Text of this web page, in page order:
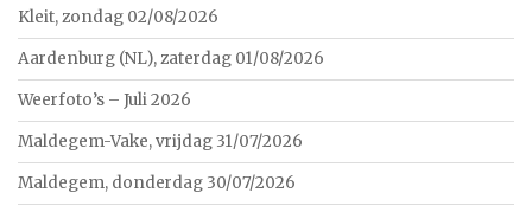
Kleit, zondag 02/08/2026
Aardenburg (NL), zaterdag 01/08/2026
Weerfoto’s – Juli 2026
Maldegem-Vake, vrijdag 31/07/2026
Maldegem, donderdag 30/07/2026